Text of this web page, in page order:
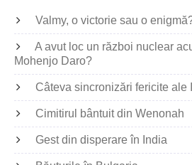
Valmy, o victorie sau o
A avut loc un război nuclear
Mohenjo Daro?
Câteva sincronizări fericite ale
Cimitirul bântuit din Wenonah
Gest din disperare în India